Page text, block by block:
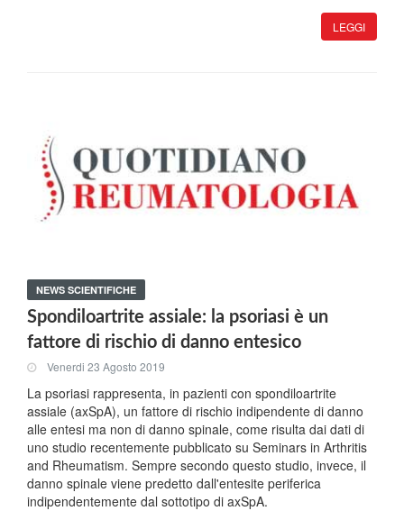
LEGGI
NEWS SCIENTIFICHE
Spondiloartrite assiale: la psoriasi è un
fattore di rischio di danno entesico
Venerdi 23 Agosto 2019
La psoriasi rappresenta, in pazienti con spondiloartrite
assiale (axSpA), un fattore di rischio indipendente di danno
alle entesi ma non di danno spinale, come risulta dai dati di
uno studio recentemente pubblicato su Seminars in Arthritis
and Rheumatism. Sempre secondo questo studio, invece, il
danno spinale viene predetto dall'entesite periferica
indipendentemente dal sottotipo di axSpA.